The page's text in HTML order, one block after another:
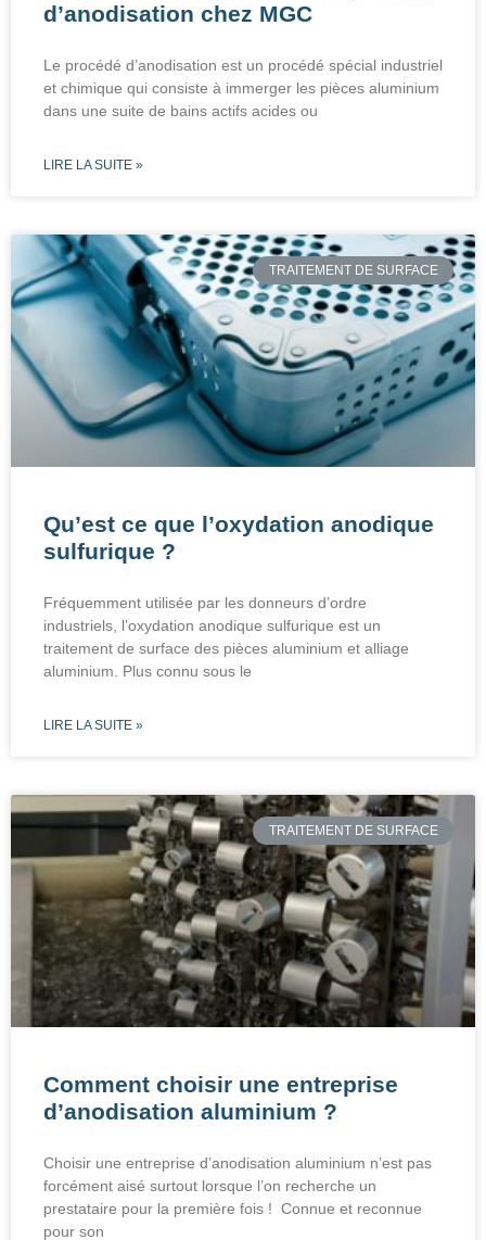
d’anodisation chez MGC
Le procédé d’anodisation est un procédé spécial industriel
et chimique qui consiste à immerger les pièces aluminium
dans une suite de bains actifs acides ou
LIRE LA SUITE »
TRAITEMENT DE SURFACE
Qu’est ce que l’oxydation anodique
sulfurique ?
Fréquemment utilisée par les donneurs d’ordre
industriels, l’oxydation anodique sulfurique est un
traitement de surface des pièces aluminium et alliage
aluminium. Plus connu sous le
LIRE LA SUITE »
TRAITEMENT DE SURFACE
Comment choisir une entreprise
d’anodisation aluminium ?
Choisir une entreprise d’anodisation aluminium n’est pas
forcément aisé surtout lorsque l’on recherche un
prestataire pour la première fois ! Connue et reconnue
pour son